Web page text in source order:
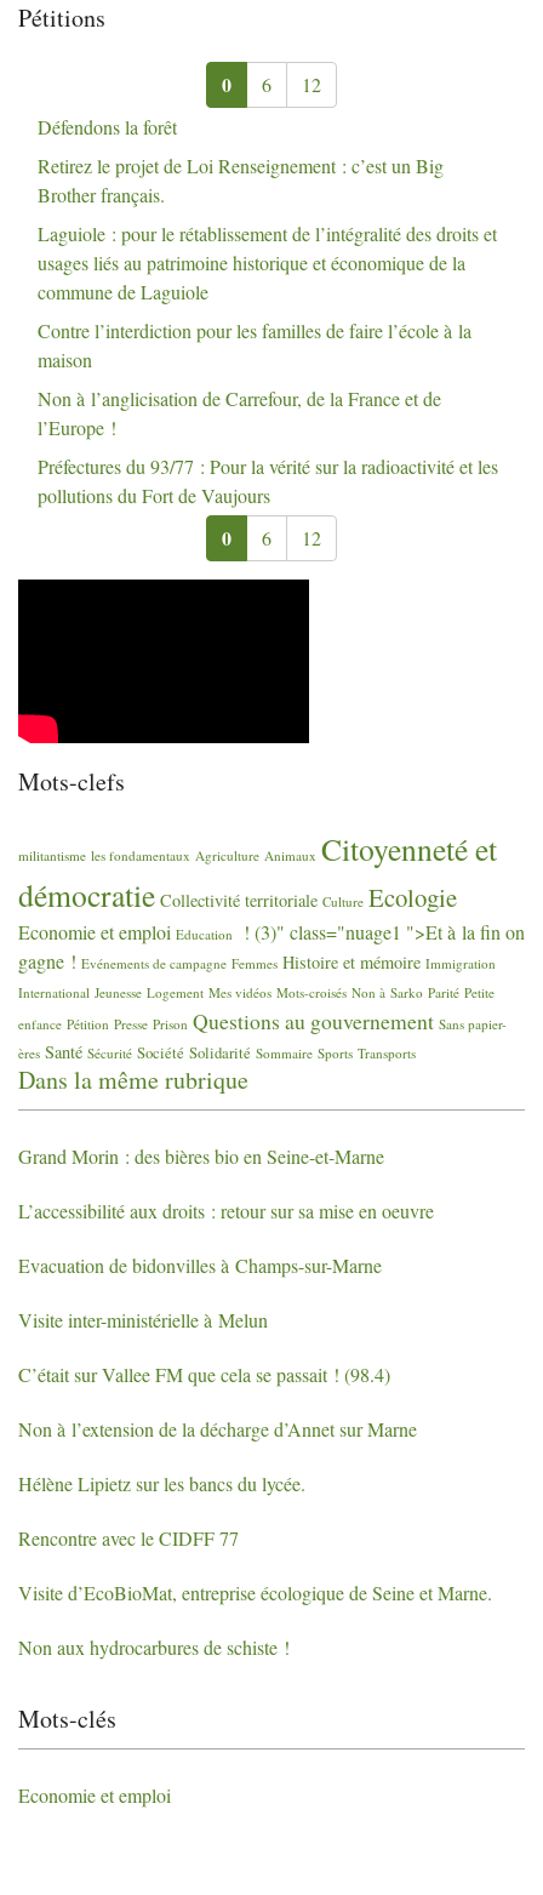
Pétitions
0 6
12
Défendons la forêt
Retirez le projet de Loi Renseignement : c’est un Big
Brother français.
Laguiole : pour le rétablissement de l’intégralité des droits et
usages liés au patrimoine historique et économique de la
commune de Laguiole
Contre l’interdiction pour les familles de faire l’école à la
maison
Non à l’anglicisation de Carrefour, de la France et de
l’Europe !
Préfectures du 93/77 : Pour la vérité sur la radioactivité et les
pollutions du Fort de Vaujours
0 6 12
Mots-clefs
militantisme les fondamentaux Agriculture Animaux Citoyenneté et
démocratie Collectivité territoriale Culture Ecologie
Economie et emploi Education
! (3)" class="nuage1 ">Et à la fin on
gagne ! Evénements de campagne Femmes Histoire et mémoire Immigration
International Jeunesse Logement Mes vidéos Mots-croisés Non à Sarko Parité Petite
enfance Pétition Presse Prison Questions au gouvernement Sans papier-
ères Santé Sécurité Société Solidarité Sommaire Sports Transports
Dans la même rubrique
Grand Morin : des bières bio en Seine-et-Marne
L’accessibilité aux droits : retour sur sa mise en oeuvre
Evacuation de bidonvilles à Champs-sur-Marne
Visite inter-ministérielle à Melun
C’était sur ValleeFMque cela se passait ! (98.4)
Non à l’extension de la décharge d’Annet sur Marne
Hélène Lipietz sur les bancs du lycée.
Rencontre avec leCIDFF77
Visite d’EcoBioMat, entreprise écologique de Seine et Marne.
Non aux hydrocarbures de schiste !
Mots-clés
Economie et emploi